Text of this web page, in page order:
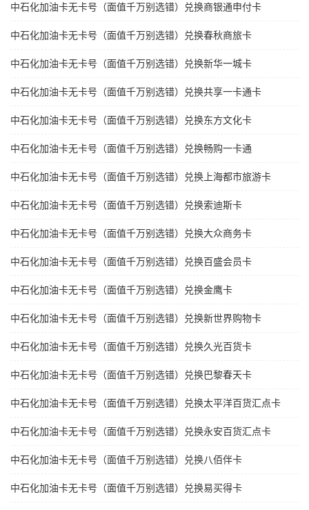
中石化加油卡无卡号（面值千万别选错）兑换商银通申付卡
中石化加油卡无卡号（面值千万别选错）兑换春秋商旅卡
中石化加油卡无卡号（面值千万别选错）兑换新华一城卡
中石化加油卡无卡号（面值千万别选错）兑换共享一卡通卡
中石化加油卡无卡号（面值千万别选错）兑换东方文化卡
中石化加油卡无卡号（面值千万别选错）兑换畅购一卡通
中石化加油卡无卡号（面值千万别选错）兑换上海都市旅游卡
中石化加油卡无卡号（面值千万别选错）兑换索迪斯卡
中石化加油卡无卡号（面值千万别选错）兑换大众商务卡
中石化加油卡无卡号（面值千万别选错）兑换百盛会员卡
中石化加油卡无卡号（面值千万别选错）兑换金鹰卡
中石化加油卡无卡号（面值千万别选错）兑换新世界购物卡
中石化加油卡无卡号（面值千万别选错）兑换久光百货卡
中石化加油卡无卡号（面值千万别选错）兑换巴黎春天卡
中石化加油卡无卡号（面值千万别选错）兑换太平洋百货汇点卡
中石化加油卡无卡号（面值千万别选错）兑换永安百货汇点卡
中石化加油卡无卡号（面值千万别选错）兑换八佰伴卡
中石化加油卡无卡号（面值千万别选错）兑换易买得卡